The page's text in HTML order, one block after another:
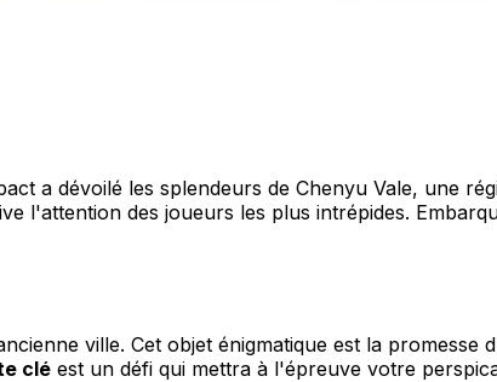
a dévoilé les splendeurs de Chenyu Vale, une
l'attention des joueurs les plus intrépides.
ville. Cet objet énigmatique est la promesse
clé est un défi qui mettra à l'épreuve votre